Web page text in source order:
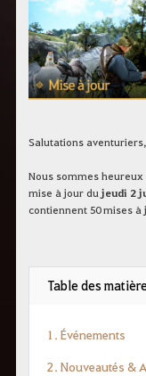
Salutations aventuriers,
Nous sommes
mise à jour du jeudi 2
contiennent 50 mises
Table des
1. Événements
2. Nouveautés &